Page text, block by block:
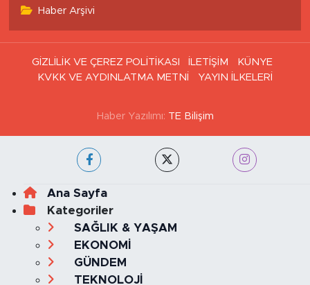
Haber Arşivi
GİZLİLİK VE ÇEREZ POLİTİKASI İLETİŞİM
KÜNYE
KVKK VE AYDINLATMA METNİ
YAYIN İLKELERİ
Haber Yazılımı: TE Bilişim
Ana Sayfa
Kategoriler
SAĞLIK & YAŞAM
EKONOMİ
GÜNDEM
TEKNOLOJİ